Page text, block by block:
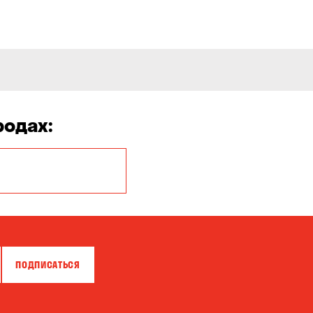
Бровары
Гатное
ПОДПИСАТЬСЯ